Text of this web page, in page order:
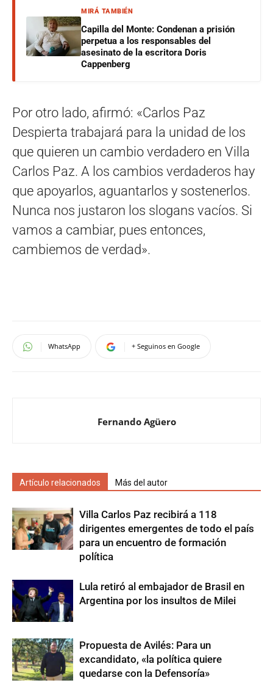
MIRÁ TAMBIÉN
Capilla del Monte: Condenan a prisión
perpetua a los responsables del
asesinato de la escritora Doris
Cappenberg
Por otro lado, afirmó: «Carlos Paz
Despierta trabajará para la unidad de los
que quieren un cambio verdadero en Villa
Carlos Paz. A los cambios verdaderos hay
que apoyarlos, aguantarlos y sostenerlos.
Nunca nos justaron los slogans vacíos. Si
vamos a cambiar, pues entonces,
cambiemos de verdad».
WhatsApp + Seguinos en Google
Fernando Agüero
Artículo relacionados Más del autor
Villa Carlos Paz recibirá a 118
dirigentes emergentes de todo el país
para un encuentro de formación
política
Lula retiró al embajador de Brasil en
Argentina por los insultos de Milei
Propuesta de Avilés: Para un
excandidato, «la política quiere
quedarse con la Defensoría»